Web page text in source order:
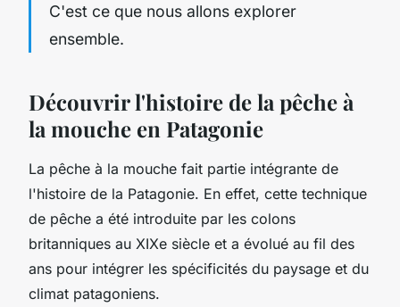
C'est ce que nous allons explorer
ensemble.
Découvrir l'histoire de la pêche à
la mouche en Patagonie
La pêche à la mouche fait partie intégrante de
l'histoire de la Patagonie. En effet, cette technique
de pêche a été introduite par les colons
britanniques au XIXe siècle et a évolué au fil des
ans pour intégrer les spécificités du paysage et du
climat patagoniens.